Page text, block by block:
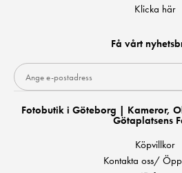
Klicka här
Få vårt
Fotobutik i Göteborg | Kameror,
Götaplatsens
Köpvillkor
Kontakta oss/